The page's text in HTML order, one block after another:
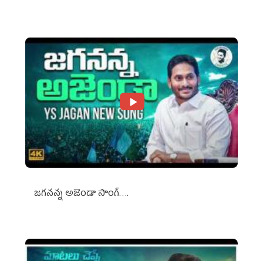
జగనన్న అజెండా సాంగ్….